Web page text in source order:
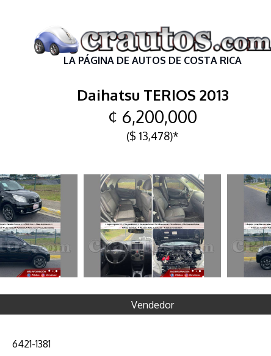
LA PÁGINA DE AUTOS DE COSTA RICA
Daihatsu TERIOS 2013
¢ 6,200,000
($ 13,478)*
Vendedor
6421-1381